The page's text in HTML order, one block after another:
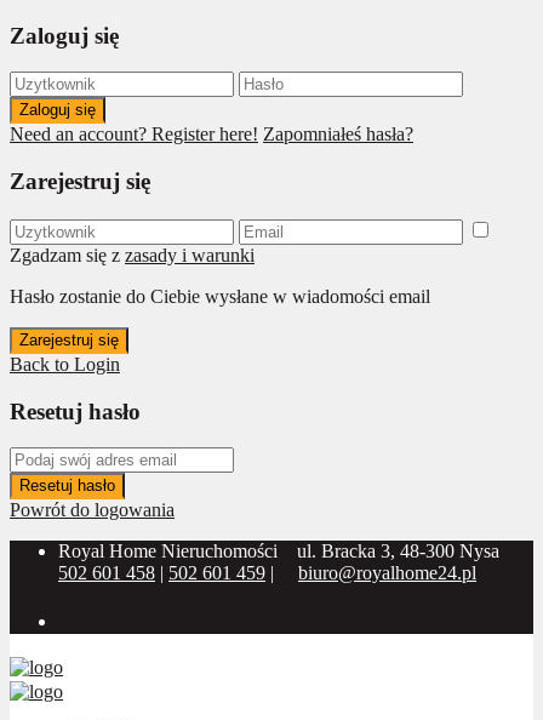
Zaloguj się
Zaloguj się
Need an account? Register here! Zapomniałeś hasła?
Zarejestruj się
Zgadzam się z zasady i warunki
Hasło zostanie do Ciebie wysłane w wiadomości email
Zarejestruj się
Back to Login
Resetuj hasło
Resetuj hasło
Powrót do logowania
Royal Home Nieruchomości
ul. Bracka 3, 48-300 Nysa
502 601 458 | 502 601 459 | biuro@royalhome24.pl